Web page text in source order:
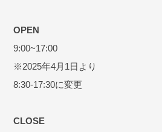
OPEN
9:00~17:00
※2025年4月1日より
8:30-17:30に変更
CLOSE